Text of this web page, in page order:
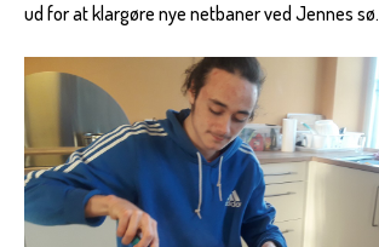
ud for at klargøre nye netbaner ved Jennes sø.